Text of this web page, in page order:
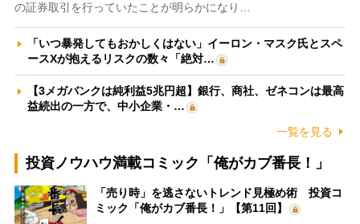
の証券取引を行っていたことが明らかになり…
「いつ暴発してもおかしくはない」イーロン・マスク氏とスペ
ースXが抱えるリスクの数々「絶対…
【3メガバンクは純利益5兆円超】銀行、商社、ゼネコンは最高
益続出の一方で、中小企業・…
一覧を見る
投資ノウハウ満載コミック「俺がカブ番長！」
「売り時」を逃さないトレンド見極め術 投資コ
ミック「俺がカブ番長！」【第11回】